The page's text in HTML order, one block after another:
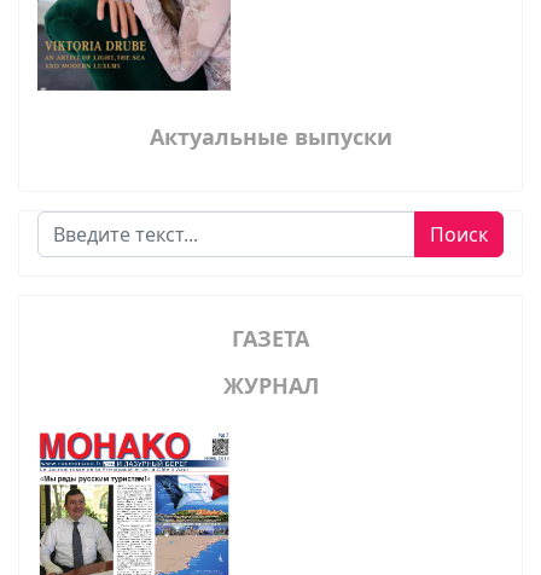
Актуальные выпуски
Поиск Поиск
ГАЗЕТА
ЖУРНАЛ